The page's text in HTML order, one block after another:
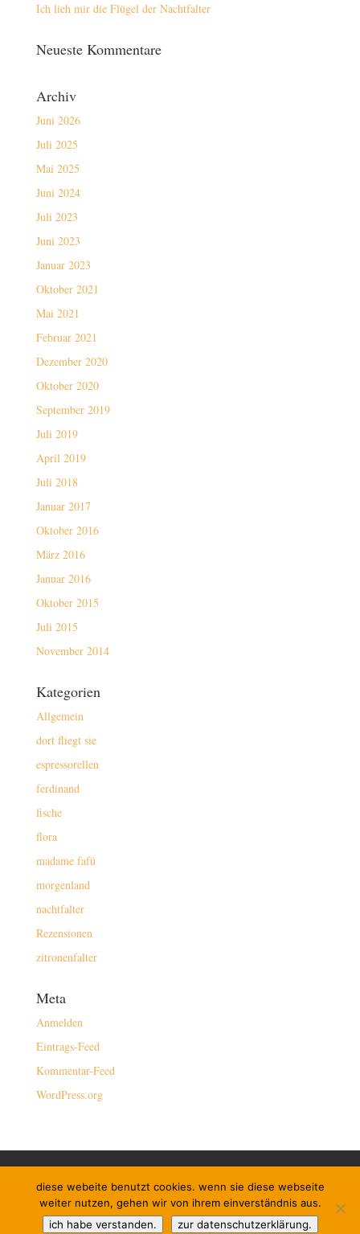
Ich lieh mir die Flügel der Nachtfalter
Neueste Kommentare
Archiv
Juni 2026
Juli 2025
Mai 2025
Juni 2024
Juli 2023
Juni 2023
Januar 2023
Oktober 2021
Mai 2021
Februar 2021
Dezember 2020
Oktober 2020
September 2019
Juli 2019
April 2019
Juli 2018
Januar 2017
Oktober 2016
März 2016
Januar 2016
Oktober 2015
Juli 2015
November 2014
Kategorien
Allgemein
dort fliegt sie
espressorellen
ferdinand
fische
flora
madame fafü
morgenland
nachtfalter
Rezensionen
zitronenfalter
Meta
Anmelden
Eintrags-Feed
Kommentar-Feed
WordPress.org
kontakt/buchen
impressum
datenschutzerklärung
newsletter
links
instagram
diese webeite benutzt cookies. wenn sie diese webseite
weiter nutzen, gehen wir von ihrem einverständnis aus.
ich habe verstanden.
zur datenschutzerklärung.